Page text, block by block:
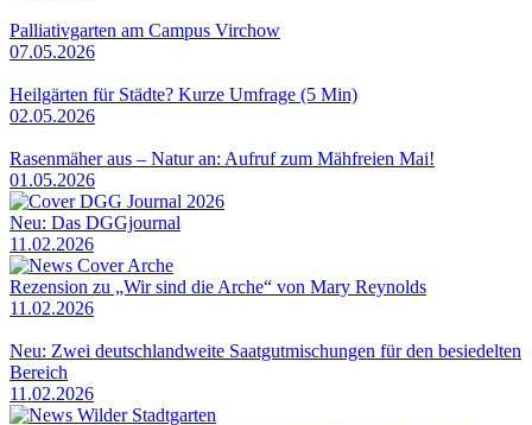
Palliativgarten am Campus Virchow
07.05.2026
Heilgärten für Städte? Kurze Umfrage (5 Min)
02.05.2026
Rasenmäher aus – Natur an: Aufruf zum Mähfreien Mai!
01.05.2026
Neu: Das DGGjournal
11.02.2026
Rezension zu „Wir sind die Arche“ von Mary Reynolds
11.02.2026
Neu: Zwei deutschlandweite Saatgutmischungen für den besiedelten
Bereich
11.02.2026